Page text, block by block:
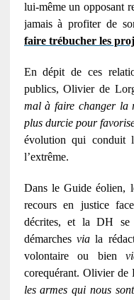
lui-même un opposant
jamais à profiter de
faire trébucher les
En dépit de ces
publics, Olivier de
mal à faire changer la
plus durcie pour
évolution qui conduit
l’extrême.
Dans le Guide éolien,
recours en justice
décrites, et laDH se
démarches via la
volontaire ou bien
corequérant. Olivier de
les armes qui nous